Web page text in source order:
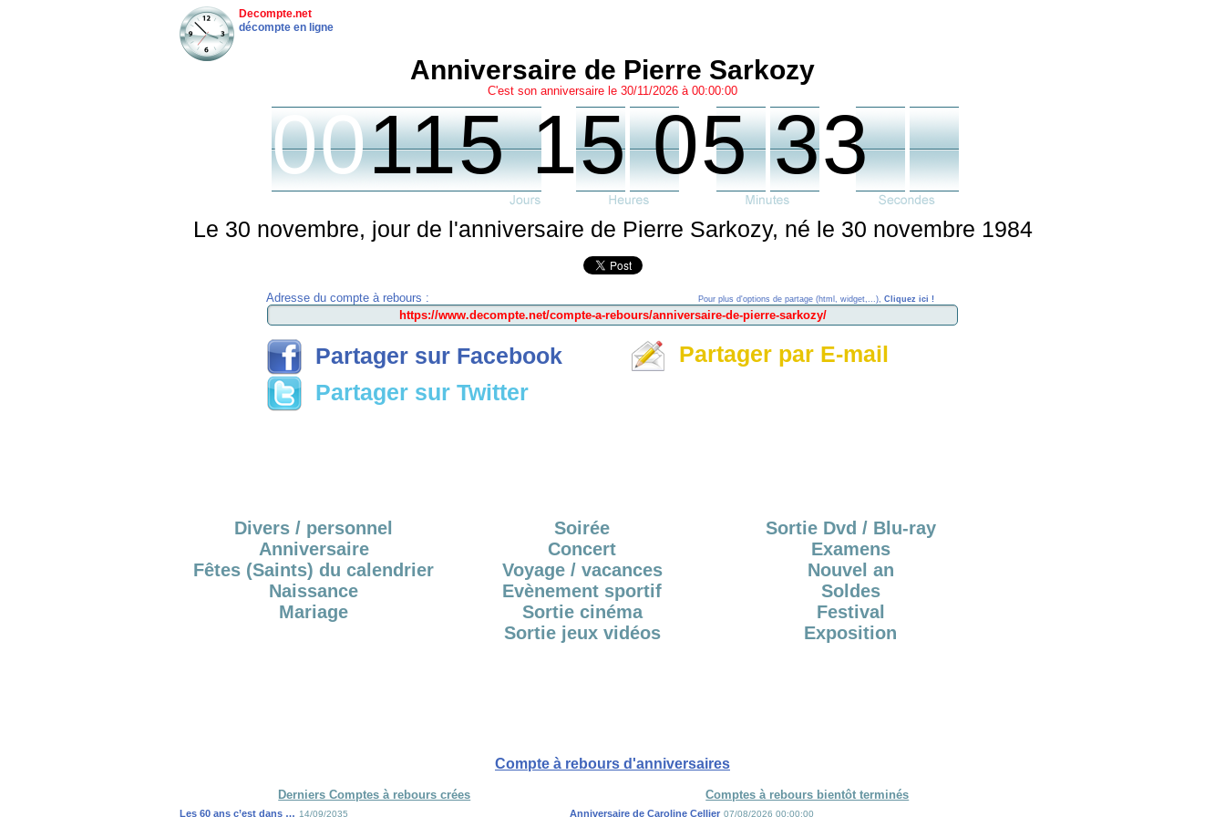
Decompte.net
décompte en ligne
Anniversaire de Pierre Sarkozy
C'est son anniversaire le 30/11/2026 à 00:00:00
00115 15 05 33
Le 30 novembre, jour de l'anniversaire de Pierre Sarkozy, né le 30 novembre 1984
Adresse du compte à rebours : Pour plus d'options de partage (html, widget,...), Cliquez ici !
Partager sur Facebook
Partager sur Twitter
Partager par E-mail
Divers / personnel
Anniversaire
Fêtes (Saints) du calendrier
Naissance
Mariage
Soirée
Concert
Voyage / vacances
Evènement sportif
Sortie cinéma
Sortie jeux vidéos
Sortie Dvd / Blu-ray
Examens
Nouvel an
Soldes
Festival
Exposition
Compte à rebours d'anniversaires
Derniers Comptes à rebours crées Comptes à rebours bientôt terminés
Les 60 ans c’est dans … 14/09/2035 Anniversaire de Caroline Cellier 07/08/2026 00:00:00